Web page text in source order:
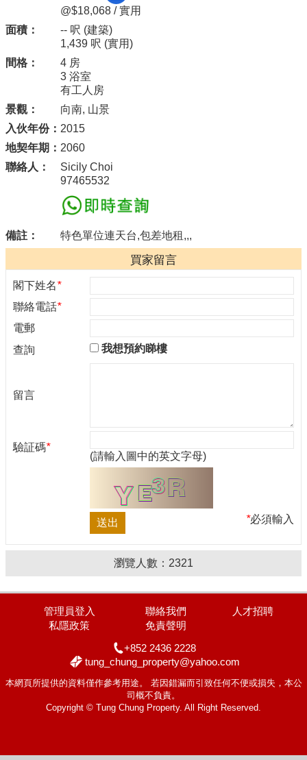
@$18,068 / 實用
面積：
-- 呎 (建築)
1,439 呎 (實用)
間格：
4 房
3 浴室
有工人房
景觀：
向南, 山景
入伙年份： 2015
地契年期： 2060
聯絡人：
Sicily Choi
97465532
備註： 特色單位連天台,包差地租,,,
買家留言
閣下姓名*
聯絡電話*
電郵
查詢
我想預約睇樓
留言
驗証碼*
(請輸入圖中的英文字母)
*必須輸入
瀏覽人數： 2321
管理員登入 聯絡我們
人才招聘
私隱政策
免責聲明
+852 2436 2228
tung_chung_property@yahoo.com
本網頁所提供的資料僅作參考用途。 若因錯漏而引致任何不便或損失，本公
司概不負責。
Copyright © Tung Chung Property. All Right Reserved.